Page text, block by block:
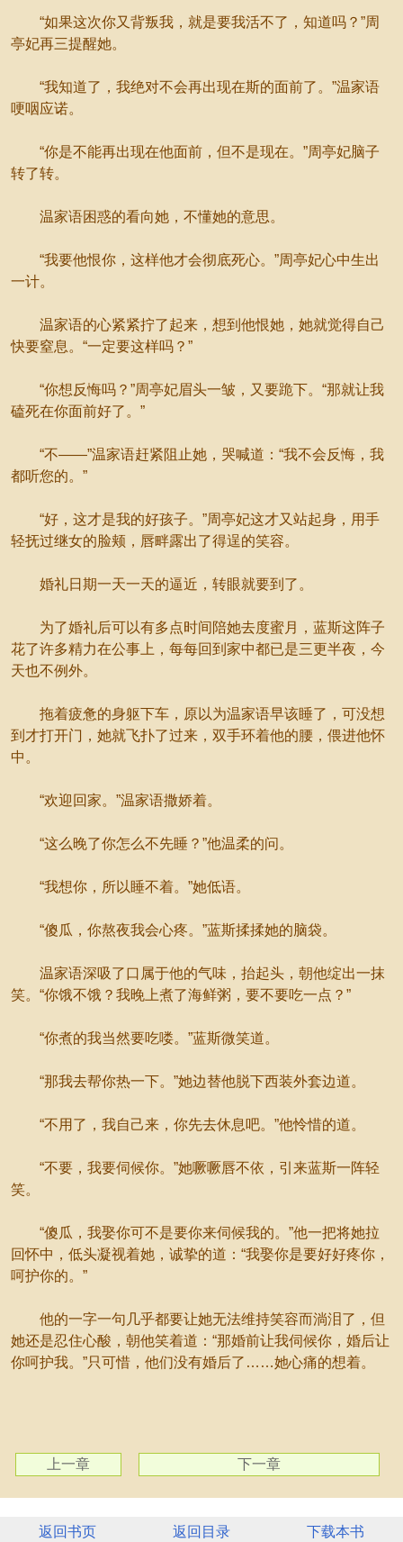
“如果这次你又背叛我，就是要我活不了，知道吗？”周
亭妃再三提醒她。
“我知道了，我绝对不会再出现在斯的面前了。”温家语
哽咽应诺。
“你是不能再出现在他面前，但不是现在。”周亭妃脑子
转了转。
温家语困惑的看向她，不懂她的意思。
“我要他恨你，这样他才会彻底死心。”周亭妃心中生出
一计。
温家语的心紧紧拧了起来，想到他恨她，她就觉得自己
快要窒息。“一定要这样吗？”
“你想反悔吗？”周亭妃眉头一皱，又要跪下。“那就让我
磕死在你面前好了。”
“不——”温家语赶紧阻止她，哭喊道：“我不会反悔，我
都听您的。”
“好，这才是我的好孩子。”周亭妃这才又站起身，用手
轻抚过继女的脸颊，唇畔露出了得逞的笑容。
婚礼日期一天一天的逼近，转眼就要到了。
为了婚礼后可以有多点时间陪她去度蜜月，蓝斯这阵子
花了许多精力在公事上，每每回到家中都已是三更半夜，今
天也不例外。
拖着疲惫的身躯下车，原以为温家语早该睡了，可没想
到才打开门，她就飞扑了过来，双手环着他的腰，偎进他怀
中。
“欢迎回家。”温家语撒娇着。
“这么晚了你怎么不先睡？”他温柔的问。
“我想你，所以睡不着。”她低语。
“傻瓜，你熬夜我会心疼。”蓝斯揉揉她的脑袋。
温家语深吸了口属于他的气味，抬起头，朝他绽出一抹
笑。“你饿不饿？我晚上煮了海鲜粥，要不要吃一点？”
“你煮的我当然要吃喽。”蓝斯微笑道。
“那我去帮你热一下。”她边替他脱下西装外套边道。
“不用了，我自己来，你先去休息吧。”他怜惜的道。
“不要，我要伺候你。”她噘噘唇不依，引来蓝斯一阵轻
笑。
“傻瓜，我娶你可不是要你来伺候我的。”他一把将她拉
回怀中，低头凝视着她，诚挚的道：“我娶你是要好好疼你，
呵护你的。”
他的一字一句几乎都要让她无法维持笑容而淌泪了，但
她还是忍住心酸，朝他笑着道：“那婚前让我伺候你，婚后让
你呵护我。”只可惜，他们没有婚后了……她心痛的想着。
上一章 下一章
返回书页 返回目录 下载本书